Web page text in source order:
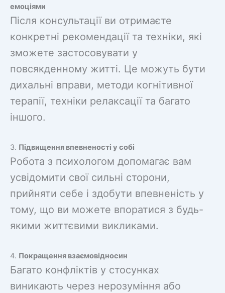
емоціями
Після консультації ви отримаєте
конкретні рекомендації та техніки, які
зможете застосовувати у
повсякденному житті. Це можуть бути
дихальні вправи, методи когнітивної
терапії, техніки релаксації та багато
іншого.
3. Підвищення впевненості у собі
Робота з психологом допомагає вам
усвідомити свої сильні сторони,
прийняти себе і здобути впевненість у
тому, що ви можете впоратися з будь-
якими життєвими викликами.
4. Покращення взаємовідносин
Багато конфліктів у стосунках
виникають через нерозуміння або